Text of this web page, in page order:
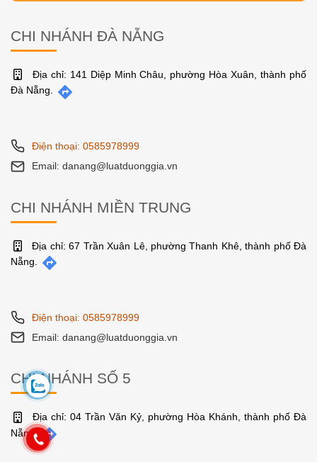
CHI NHÁNH ĐÀ NẴNG
Địa chỉ: 141 Diệp Minh Châu, phường Hòa Xuân, thành phố
Đà Nẵng.
Điện thoại: 0585978999
Email: danang@luatduonggia.vn
CHI NHÁNH MIỀN TRUNG
Địa chỉ: 67 Trần Xuân Lê, phường Thanh Khê, thành phố Đà
Nẵng.
Điện thoại: 0585978999
Email: danang@luatduonggia.vn
CHI NHÁNH SỐ 5
Địa chỉ: 04 Trần Văn Kỷ, phường Hòa Khánh, thành phố Đà
Nẵng.